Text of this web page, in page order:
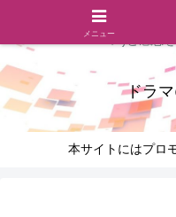
ドラマのシーンとセリフを
バレ)と感想
ドラ
本サイトにはプロ
メニュー